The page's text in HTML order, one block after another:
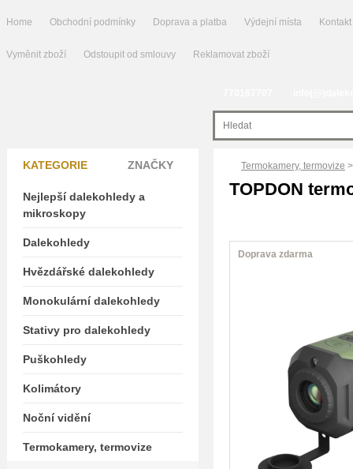
Home Obchodní podmínky Doprava a platba Výdejní místa Kontakt
Vyměnit zboží Odstoupit od smlouvy Reklamovat zboží
Termokamery, termovize >
TOPDON
Doprava zdarma
KATEGORIE ZNAČKY
Nejlepší dalekohledy a
mikroskopy
Dalekohledy
Hvězdářské dalekohledy
Monokulární dalekohledy
Stativy pro dalekohledy
Puškohledy
Kolimátory
Noční vidění
Termokamery, termovize